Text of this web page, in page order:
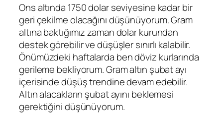
Ons altında 1750 dolar seviyesine kadar bir
geri çekilme olacağını düşünüyorum. Gram
altına baktığımız zaman dolar kurundan
destek görebilir ve düşüşler sınırlı kalabilir.
Önümüzdeki haftalarda ben döviz kurlarında
gerileme bekliyorum. Gram altın şubat ayı
içerisinde düşüş trendine devam edebilir.
Altın alacakların şubat ayını beklemesi
gerektiğini düşünüyorum.